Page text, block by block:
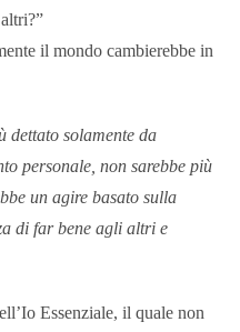
il mondo cambierebbe in
dettato solamente da
personale, non sarebbe più
un agire basato sulla
di far bene agli altri e
Essenziale, il quale non